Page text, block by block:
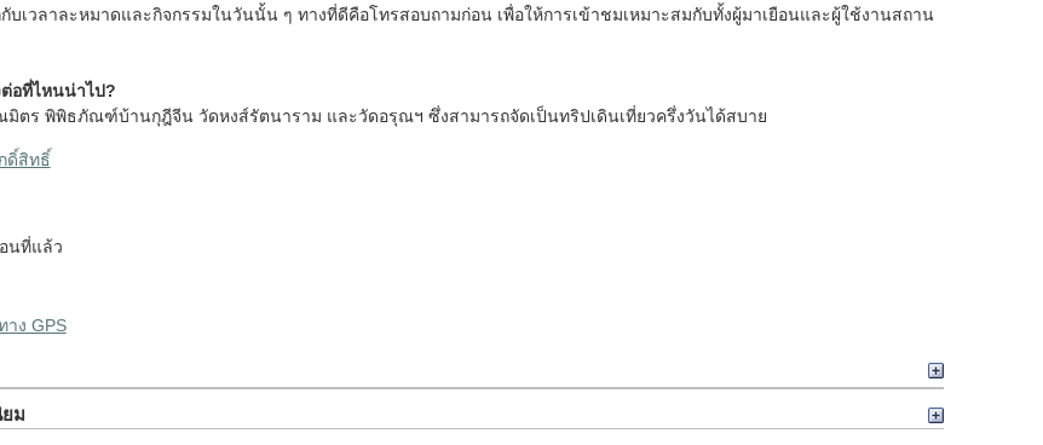
บเวลาละหมาดและกิจกรรมในวันนั้น ๆ ทางที่ดีคือโทรสอบถามก่อน เพื่อให้การเข้าชมเหมาะสมกับทั้งผู้มาเยือนและผู้ใช้งานสถาน
อที่ไหนน่าไป?
มิตร พิพิธภัณฑ์บ้านกุฎีจีน วัดหงส์รัตนาราม และวัดอรุณฯ ซึ่งสามารถจัดเป็นทริปเดินเที่ยวครึ่งวันได้สบาย
ดิ์สิทธิ์
นที่แล้ว
ง GPS
ม